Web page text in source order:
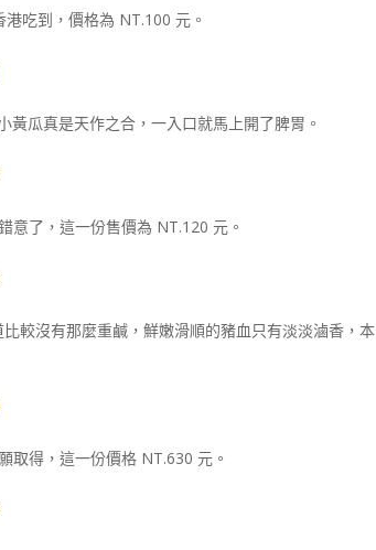
吃到，價格為 NT.100 元。
瓜真是天作之合，一入口就馬上開了脾胃。
意了，這一份售價為 NT.120 元。
較沒有那麼重鹹，鮮嫩滑順的豬血只有淡淡滷香，本
取得，這一份價格 NT.630 元。